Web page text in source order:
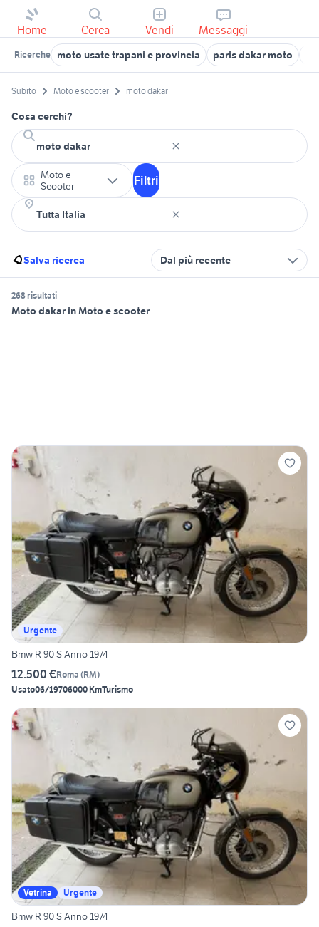
Home Cerca Vendi Messaggi
Ricerche moto usate trapani e provincia paris dakar moto
Subito Moto e scooter moto dakar
Cosa cerchi?
Moto e
Scooter
Filtri
Salva ricerca Dal più recente
268 risultati
Moto dakar in Moto e scooter
Urgente
Bmw R 90 S Anno 1974
12.500 €Roma (RM)
Usato06/19706000 KmTurismo
Vetrina Urgente
Bmw R 90 S Anno 1974